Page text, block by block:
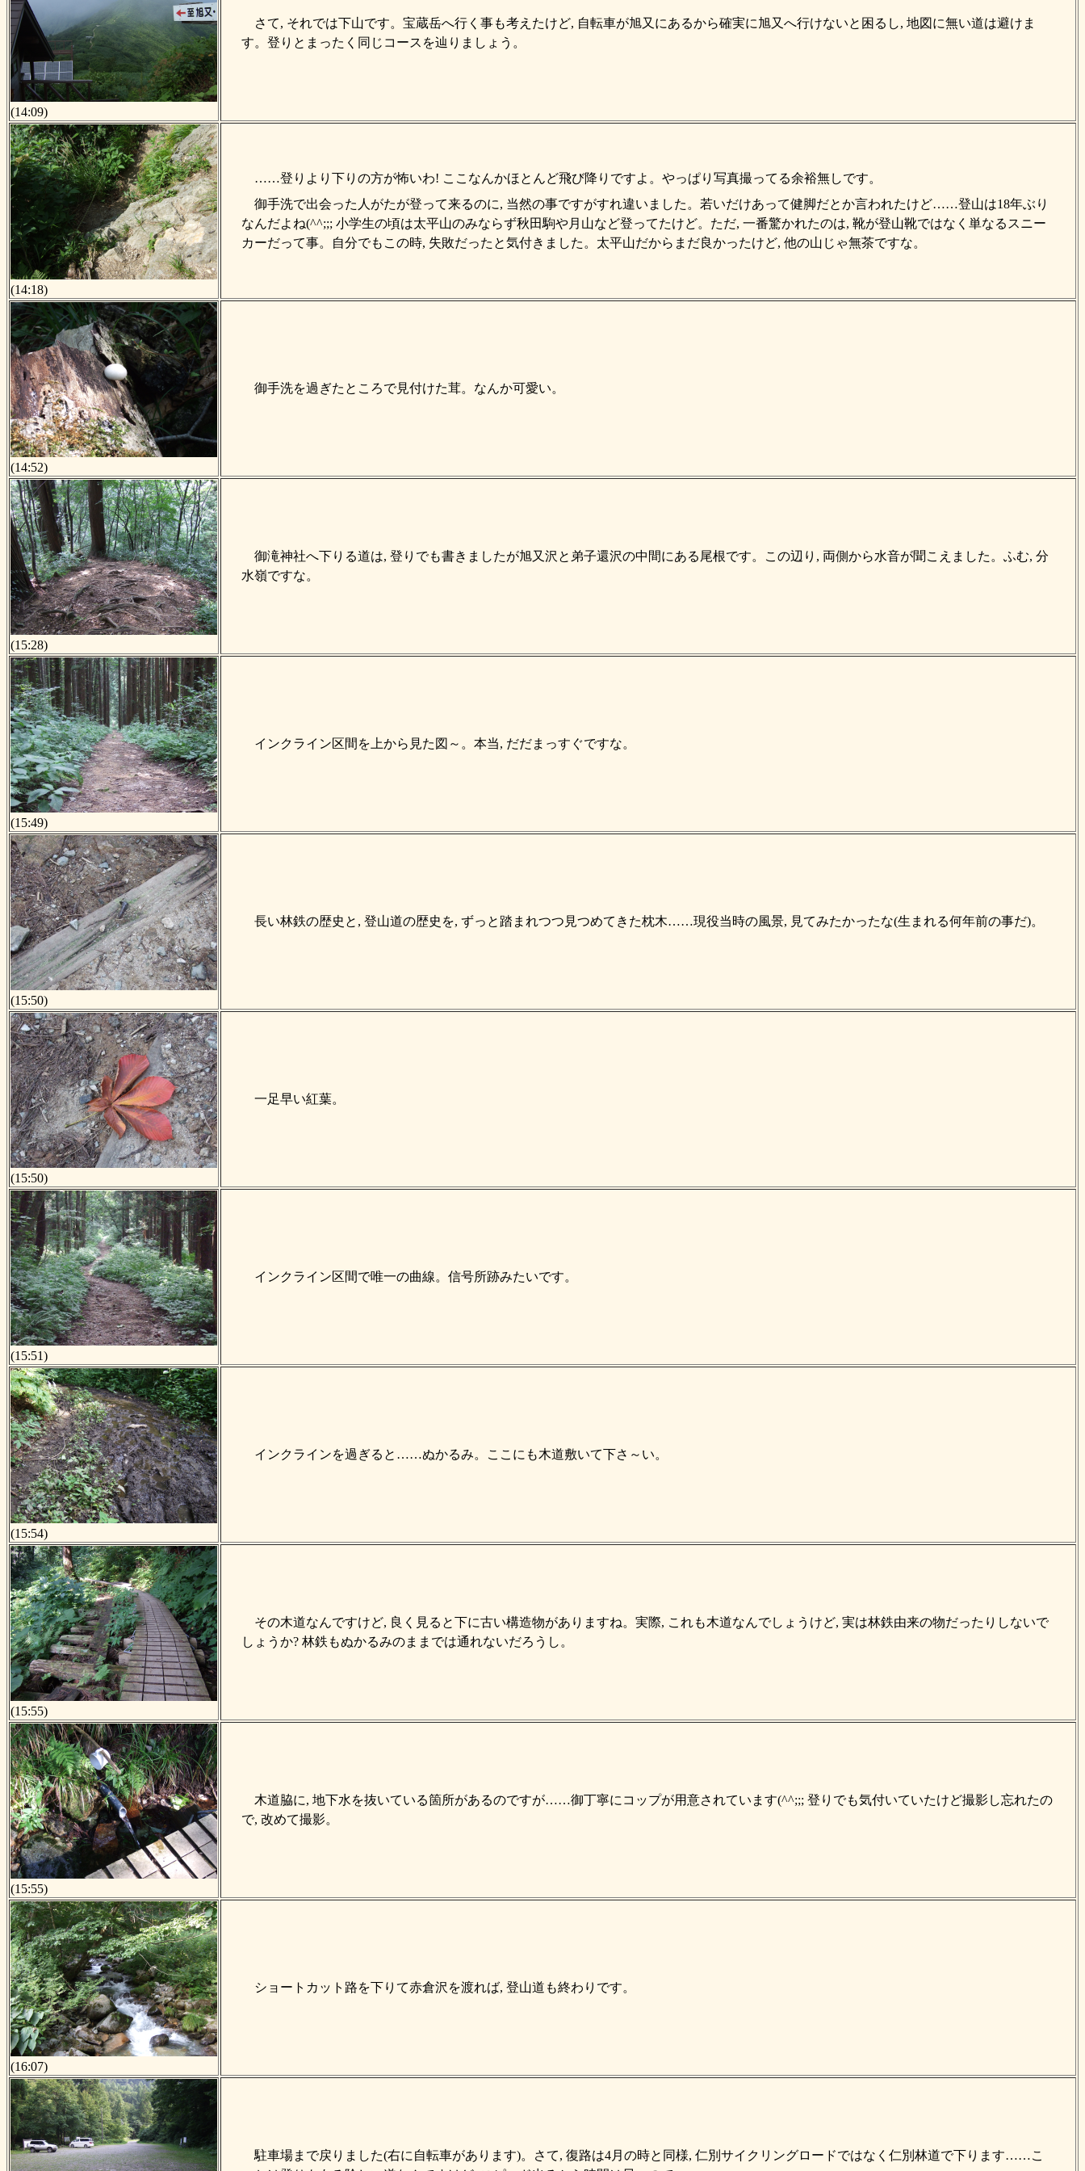
(14:09)
さて, それでは下山です。宝蔵岳へ行く事も考えたけど, 自転車が旭又にあるから確実に旭又へ行けないと困るし, 地図に無い道は避けま
す。登りとまったく同じコースを辿りましょう。
(14:18)
……登りより下りの方が怖いわ! ここなんかほとんど飛び降りですよ。やっぱり写真撮ってる余裕無しです。
御手洗で出会った人がたが登って来るのに, 当然の事ですがすれ違いました。若いだけあって健脚だとか言われたけど……登山は18年ぶり
なんだよね(^^;;; 小学生の頃は太平山のみならず秋田駒や月山など登ってたけど。ただ, 一番驚かれたのは, 靴が登山靴ではなく単なるスニー
カーだって事。自分でもこの時, 失敗だったと気付きました。太平山だからまだ良かったけど, 他の山じゃ無茶ですな。
(14:52)
御手洗を過ぎたところで見付けた茸。なんか可愛い。
(15:28)
御滝神社へ下りる道は, 登りでも書きましたが旭又沢と弟子還沢の中間にある尾根です。この辺り, 両側から水音が聞こえました。ふむ, 分
水嶺ですな。
(15:49)
インクライン区間を上から見た図～。本当, だだまっすぐですな。
(15:50)
長い林鉄の歴史と, 登山道の歴史を, ずっと踏まれつつ見つめてきた枕木……現役当時の風景, 見てみたかったな(生まれる何年前の事だ)。
(15:50)
一足早い紅葉。
(15:51)
インクライン区間で唯一の曲線。信号所跡みたいです。
(15:54)
インクラインを過ぎると……ぬかるみ。ここにも木道敷いて下さ～い。
(15:55)
その木道なんですけど, 良く見ると下に古い構造物がありますね。実際, これも木道なんでしょうけど, 実は林鉄由来の物だったりしないで
しょうか? 林鉄もぬかるみのままでは通れないだろうし。
(15:55)
木道脇に, 地下水を抜いている箇所があるのですが……御丁寧にコップが用意されています(^^;;; 登りでも気付いていたけど撮影し忘れたの
で, 改めて撮影。
(16:07)
ショートカット路を下りて赤倉沢を渡れば, 登山道も終わりです。
駐車場まで戻りました(右に自転車があります)。さて, 復路は4月の時と同様, 仁別サイクリングロードではなく仁別林道で下ります……こ